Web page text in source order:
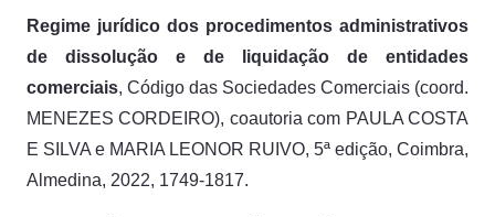
Regime jurídico dos procedimentos administrativos
de dissolução e de liquidação de entidades
comerciais, Código das Sociedades Comerciais (coord.
MENEZES CORDEIRO), coautoria com PAULA COSTA
E SILVA e MARIA LEONOR RUIVO, 5ª edição, Coimbra,
Almedina, 2022, 1749-1817.